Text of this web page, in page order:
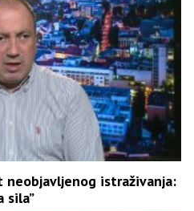
neobjavljenog istraživanja:
sila”